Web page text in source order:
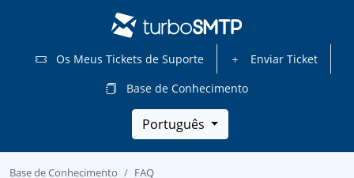
Os Meus Tickets de Suporte
Enviar Ticket
Base de Conhecimento
Português
Base de Conhecimento
FAQ